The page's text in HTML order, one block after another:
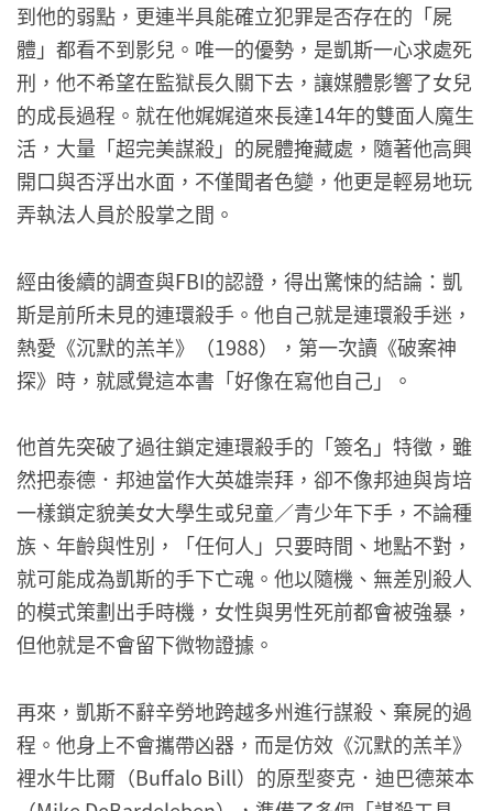
到他的弱點，更連半具能確立犯罪是否存在的「屍
體」都看不到影兒。唯一的優勢，是凱斯一心求處死
刑，他不希望在監獄長久關下去，讓媒體影響了女兒
的成長過程。就在他娓娓道來長達14年的雙面人魔生
活，大量「超完美謀殺」的屍體掩藏處，隨著他高興
開口與否浮出水面，不僅聞者色變，他更是輕易地玩
弄執法人員於股掌之間。
經由後續的調查與FBI的認證，得出驚悚的結論：凱
斯是前所未見的連環殺手。他自己就是連環殺手迷，
熱愛《沉默的羔羊》（1988），第一次讀《破案神
探》時，就感覺這本書「好像在寫他自己」。
他首先突破了過往鎖定連環殺手的「簽名」特徵，雖
然把泰德．邦迪當作大英雄崇拜，卻不像邦迪與肯培
一樣鎖定貌美女大學生或兒童／青少年下手，不論種
族、年齡與性別，「任何人」只要時間、地點不對，
就可能成為凱斯的手下亡魂。他以隨機、無差別殺人
的模式策劃出手時機，女性與男性死前都會被強暴，
但他就是不會留下微物證據。
再來，凱斯不辭辛勞地跨越多州進行謀殺、棄屍的過
程。他身上不會攜帶凶器，而是仿效《沉默的羔羊》
裡水牛比爾（Buffalo Bill）的原型麥克．迪巴德萊本